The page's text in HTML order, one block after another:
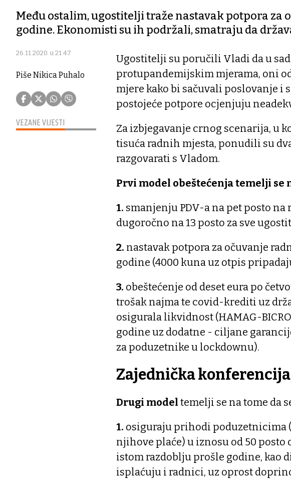
Među ostalim, ugostitelji traže nastavak potpora za
godine. Ekonomisti su ih podržali, smatraju da
26.11.2020. u 21:47
Piše Nikica Puhalo
VEZANE VIJESTI
Ugostitelji su poručili Vladi da u
protupandemijskim mjerama, oni
mjere kako bi sačuvali poslovanje i
postojeće potpore ocjenjuju
Za izbjegavanje crnog scenarija, u
tisuća radnih mjesta, ponudili su
razgovarati s Vladom.
Prvi model obeštećenja temelji se
1. smanjenju PDV-a na pet posto
dugoročno na 13 posto za sve
2. nastavak potpora za očuvanje
godine (4000 kuna uz otpis
3. obeštećenje od deset eura po
trošak najma te covid-krediti uz
osigurala likvidnost (HAMAG-
godine uz dodatne - ciljane
za poduzetnike u lockdownu).
Zajednička konferencija
Drugi model temelji se na tome da
1. osiguraju prihodi poduzetnicima
njihove plaće) u iznosu od 50
istom razdoblju prošle godine, kao
isplaćuju i radnici, uz oprost